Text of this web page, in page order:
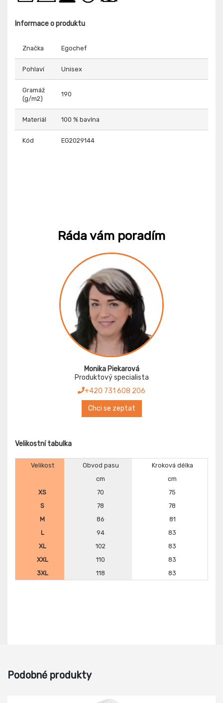
Informace o produktu
Značka Egochef
Pohlaví Unisex
Gramáž
(g/m2)
190
Materiál 100 % bavlna
Kód EG2029144
Ráda vám poradím
Monika Piekarová
Produktový specialista
+420 731 608 206
Chci se zeptat
Velikostní tabulka
Velikost Obvod pasu
Kroková délka
cm
cm
XS
70
75
S
78
78
M
86
81
L
94
83
XL
102
83
XXL
110
83
3XL
118 83
Podobné produkty